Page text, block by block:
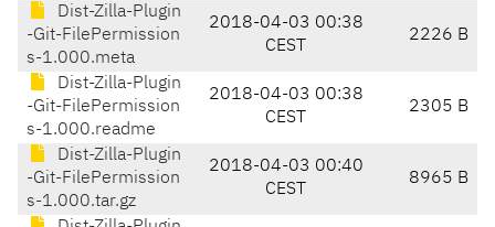
Dist-Zilla-Plugin
-Git-FilePermission
s-1.000.meta
2018-04-03 00:38
CEST
2226 B
Dist-Zilla-Plugin
-Git-FilePermission
s-1.000.readme
2018-04-03 00:38
CEST
2305 B
Dist-Zilla-Plugin
-Git-FilePermission
s-1.000.tar.gz
2018-04-03 00:40
CEST
8965 B